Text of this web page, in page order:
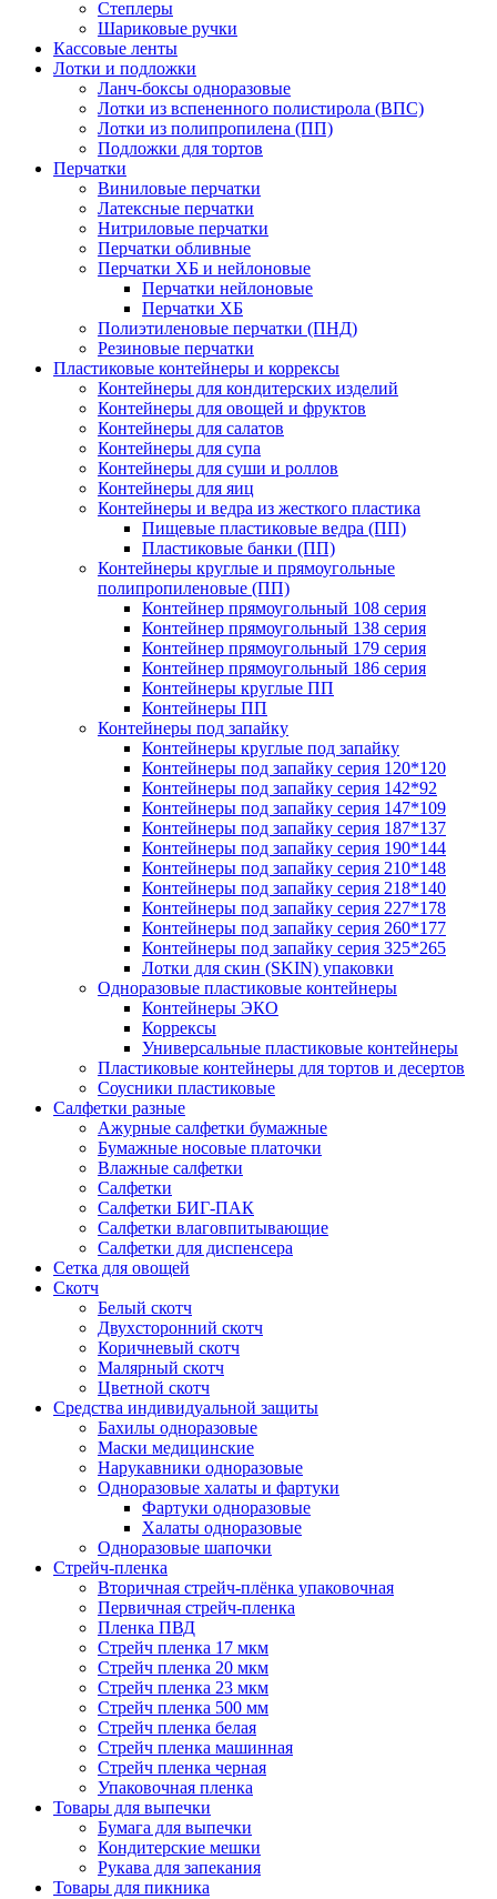
Степлеры
Шариковые ручки
Кассовые ленты
Лотки и подложки
Ланч-боксы одноразовые
Лотки из вспененного полистирола (ВПС)
Лотки из полипропилена (ПП)
Подложки для тортов
Перчатки
Виниловые перчатки
Латексные перчатки
Нитриловые перчатки
Перчатки обливные
Перчатки ХБ и нейлоновые
Перчатки нейлоновые
Перчатки ХБ
Полиэтиленовые перчатки (ПНД)
Резиновые перчатки
Пластиковые контейнеры и коррексы
Контейнеры для кондитерских изделий
Контейнеры для овощей и фруктов
Контейнеры для салатов
Контейнеры для супа
Контейнеры для суши и роллов
Контейнеры для яиц
Контейнеры и ведра из жесткого пластика
Пищевые пластиковые ведра (ПП)
Пластиковые банки (ПП)
Контейнеры круглые и прямоугольные
полипропиленовые (ПП)
Контейнер прямоугольный 108 серия
Контейнер прямоугольный 138 серия
Контейнер прямоугольный 179 серия
Контейнер прямоугольный 186 серия
Контейнеры круглые ПП
Контейнеры ПП
Контейнеры под запайку
Контейнеры круглые под запайку
Контейнеры под запайку серия 120*120
Контейнеры под запайку серия 142*92
Контейнеры под запайку серия 147*109
Контейнеры под запайку серия 187*137
Контейнеры под запайку серия 190*144
Контейнеры под запайку серия 210*148
Контейнеры под запайку серия 218*140
Контейнеры под запайку серия 227*178
Контейнеры под запайку серия 260*177
Контейнеры под запайку серия 325*265
Лотки для скин (SKIN) упаковки
Одноразовые пластиковые контейнеры
Контейнеры ЭКО
Коррексы
Универсальные пластиковые контейнеры
Пластиковые контейнеры для тортов и десертов
Соусники пластиковые
Салфетки разные
Ажурные салфетки бумажные
Бумажные носовые платочки
Влажные салфетки
Салфетки
Салфетки БИГ-ПАК
Салфетки влаговпитывающие
Салфетки для диспенсера
Сетка для овощей
Скотч
Белый скотч
Двухсторонний скотч
Коричневый скотч
Малярный скотч
Цветной скотч
Средства индивидуальной защиты
Бахилы одноразовые
Маски медицинские
Нарукавники одноразовые
Одноразовые халаты и фартуки
Фартуки одноразовые
Халаты одноразовые
Одноразовые шапочки
Стрейч-пленка
Вторичная стрейч-плёнка упаковочная
Первичная стрейч-пленка
Пленка ПВД
Стрейч пленка 17 мкм
Стрейч пленка 20 мкм
Стрейч пленка 23 мкм
Стрейч пленка 500 мм
Стрейч пленка белая
Стрейч пленка машинная
Стрейч пленка черная
Упаковочная пленка
Товары для выпечки
Бумага для выпечки
Кондитерские мешки
Рукава для запекания
Товары для пикника